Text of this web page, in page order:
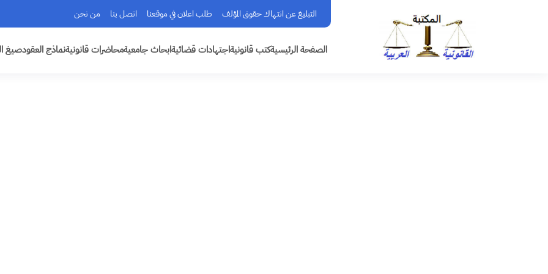
التبليغ عن انتهاك حقوق المؤلف طلب اعلان في موقعنا اتصل بنا من نحن
الصفحة الرئيسيةكتب قانونيةاجتهادات قضائيةابحاث جامعيةمحاضرات قانونيةنماذج العقودصيغ